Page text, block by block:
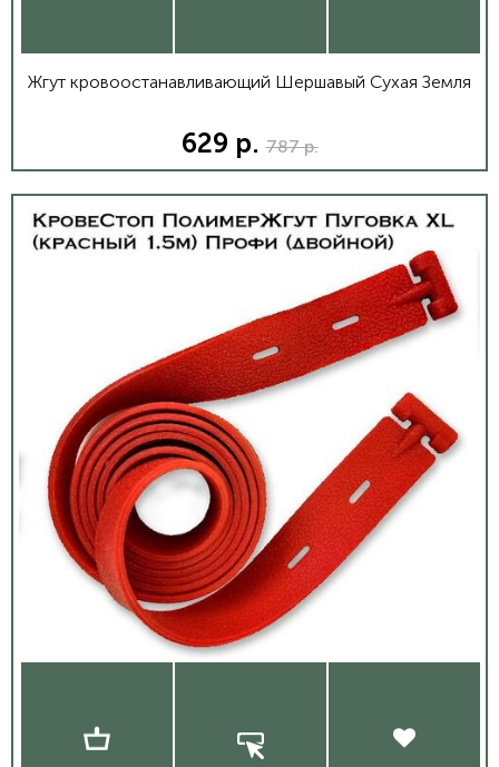
Жгут кровоостанавливающий Шершавый Сухая Земля
629 р.787 р.